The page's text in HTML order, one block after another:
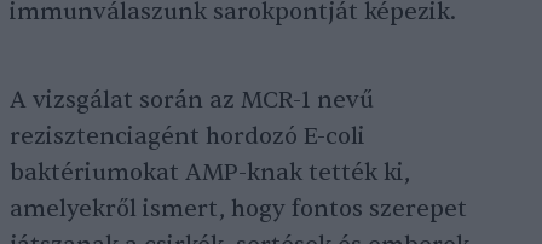
immunválaszunk sarokpontját képezik.
A vizsgálat során az MCR-1 nevű
rezisztenciagént hordozó E-coli
baktériumokat AMP-knak tették ki,
amelyekről ismert, hogy fontos szerepet